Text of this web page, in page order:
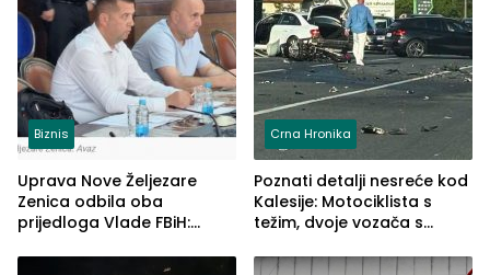
Biznis
Uprava Nove Željezare
Zenica odbila oba
prijedloga Vlade FBiH:
rješenje
Crna Hronika
Poznati detalji nesreće kod
Kalesije: Motociklista s
težim, dvoje vozača s